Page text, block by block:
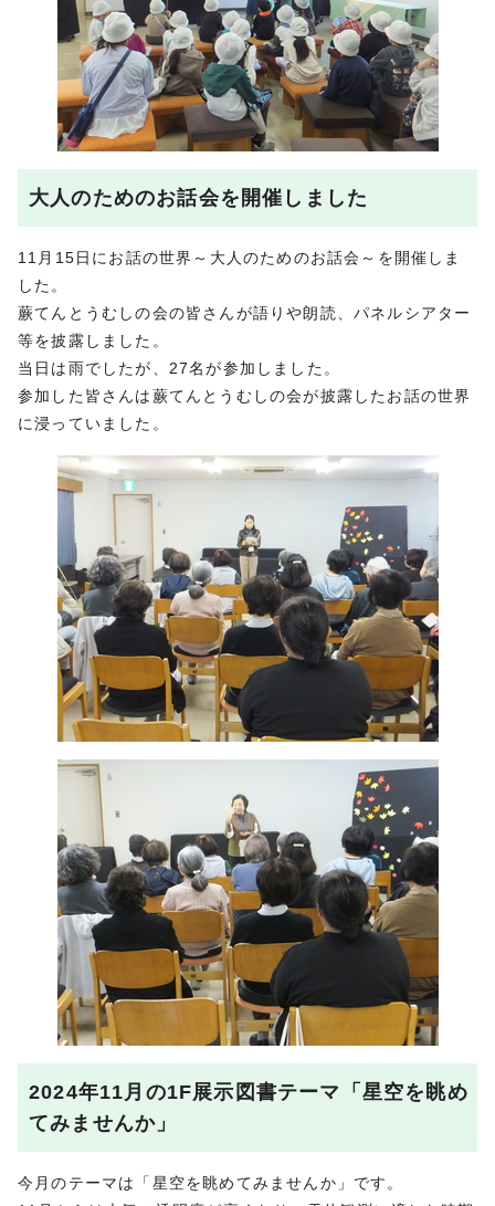
大人のためのお話会を開催しました
11月15日にお話の世界～大人のためのお話会～を開催しま
した。
蕨てんとうむしの会の皆さんが語りや朗読、パネルシアター
等を披露しました。
当日は雨でしたが、27名が参加しました。
参加した皆さんは蕨てんとうむしの会が披露したお話の世界
に浸っていました。
2024年11月の1F展示図書テーマ「星空を眺め
てみませんか」
今月のテーマは「星空を眺めてみませんか」です。